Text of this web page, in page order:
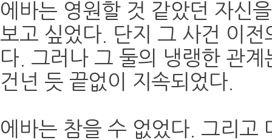
에바는 영원할 것 같았던 자신
보고 싶었다. 단지 그 사건 이
다. 그러나 그 둘의 냉랭한 관
건넌 듯 끝없이 지속되었다.
에바는 참을 수 없었다. 그리고